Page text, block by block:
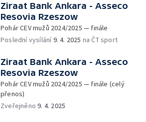
Ziraat Bank Ankara - Asseco
Resovia Rzeszow
Pohár CEV mužů 2024/2025 — finále
Poslední vysílání9. 4. 2025 na ČT sport
Ziraat Bank Ankara - Asseco
Resovia Rzeszow
Pohár CEV mužů 2024/2025 — finále (celý
přenos)
Zveřejněno9. 4. 2025